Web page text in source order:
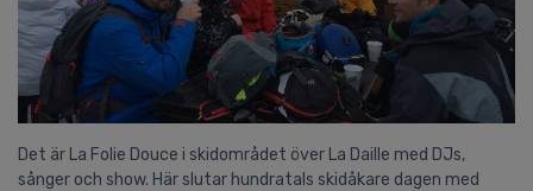
Det är La Folie Douce i skidområdet över La Daille med DJs,
sånger och show. Här slutar hundratals skidåkare dagen med